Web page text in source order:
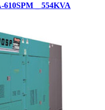
_ 554KVA